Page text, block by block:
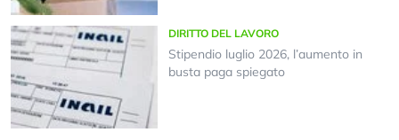
DIRITTO DEL LAVORO
Stipendio luglio 2026, l’aumento in
busta paga spiegato